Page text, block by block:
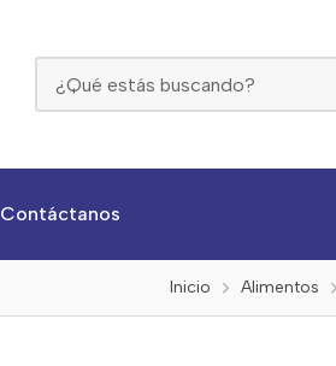
Contáctanos
Inicio Alimentos